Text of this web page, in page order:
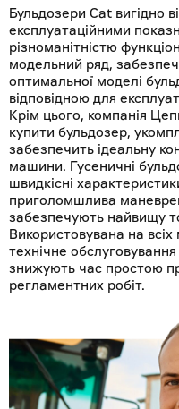
Бульдозери Cat вигідно
експлуатаційними
різноманітністю
модельний ряд,
оптимальної моделі
відповідною для
Крім цього, компанія
купити бульдозер,
забезпечить ідеальну
машини. Гусеничні
швидкісні
приголомшлива
забезпечують найвищу
Використовувана на
технічне
знижують час простою
регламентних робіт.